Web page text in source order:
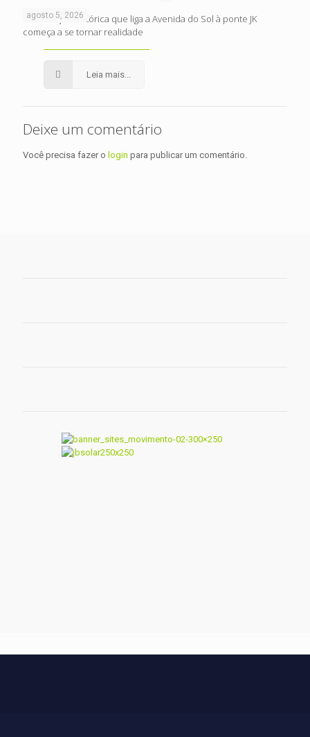
agosto 5, 2026
Intervenção histórica que liga a Avenida do Sol à ponte JK
começa a se tornar realidade
Leia mais...
Deixe um comentário
Você precisa fazer o login para publicar um comentário.